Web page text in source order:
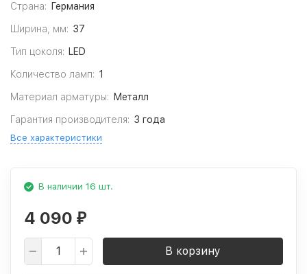
Страна: Германия
Ширина, мм: 37
Тип цоколя: LED
Количество ламп: 1
Материал арматуры: Металл
Гарантия производителя: 3 года
Все характеристики
В наличии 16 шт.
4 090 ₽
В корзину